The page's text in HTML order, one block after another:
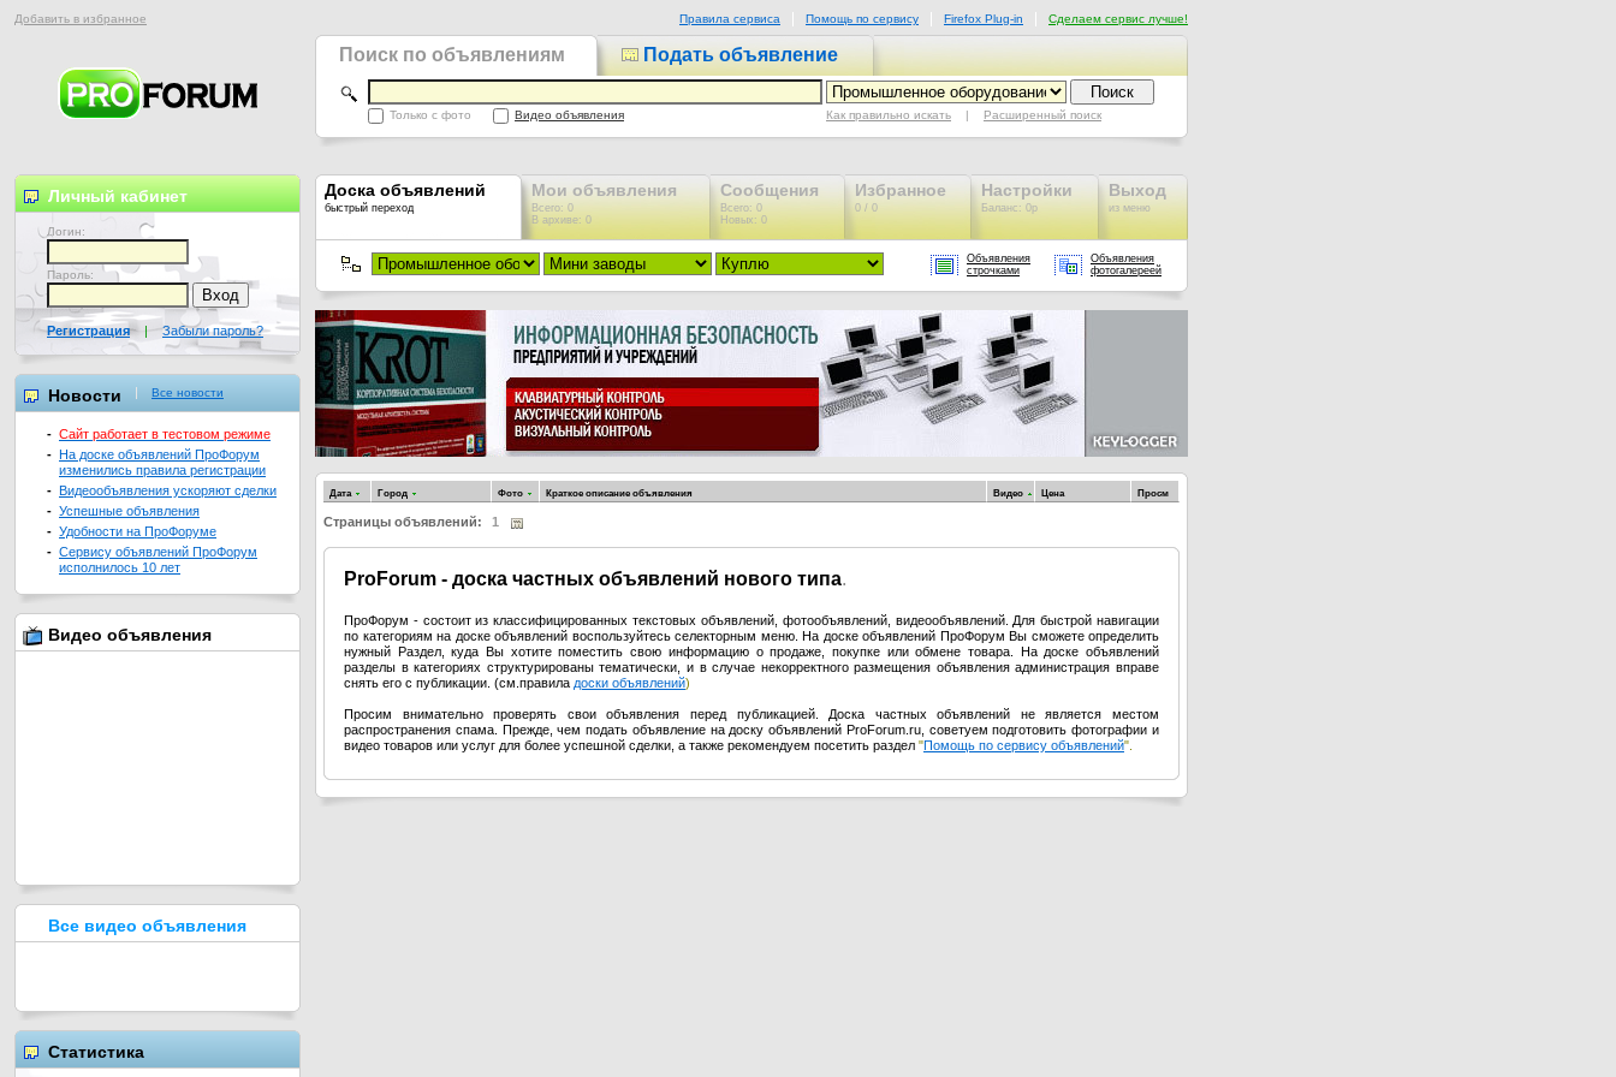
Добавить в избранное Правила сервиса Помощь по сервису Firefox Plug-in Сделаем сервис лучше!
Поиск по объявлениям Подать объявление
Только с фото Видео объявления Как правильно искать | Расширенный поиск
Доска объявлений
быстрый переход
Мои объявления
Всего: 0
В архиве: 0
Сообщения
Всего: 0
Новых: 0
Избранное
0 / 0
Настройки
Баланс: 0р
Выход
из меню
Объявления
строчками
Объявления
фотогалереей
Дата Город Фото Краткое описание объявления Видео Цена Просм
Страницы объявлений: 1
ProForum - доска частных объявлений нового типа.
ПроФорум - состоит из классифицированных текстовых объявлений, фотообъявлений, видеообъявлений. Для быстрой навигации
по категориям на доске объявлений воспользуйтесь селекторным меню. На доске объявлений ПроФорум Вы сможете определить
нужный Раздел, куда Вы хотите поместить свою информацию о продаже, покупке или обмене товара. На доске объявлений
разделы в категориях структурированы тематически, и в случае некорректного размещения объявления администрация вправе
снять его с публикации. (см.правила доски объявлений)
Просим внимательно проверять свои объявления перед публикацией. Доска частных объявлений не является местом
распространения спама. Прежде, чем подать объявление на доску объявлений ProForum.ru, советуем подготовить фотографии и
видео товаров или услуг для более успешной сделки, а также рекомендуем посетить раздел "Помощь по сервису объявлений".
Личный кабинет
Логин:
Пароль:
Регистрация | Забыли пароль?
Новости Все новости
- Сайт работает в тестовом режиме
- На доске объявлений ПроФорум
изменились правила регистрации
- Видеообъявления ускоряют сделки
- Успешные объявления
- Удобности на ПроФоруме
- Сервису объявлений ПроФорум
исполнилось 10 лет
Видео объявления
Все видео объявления
Статистика